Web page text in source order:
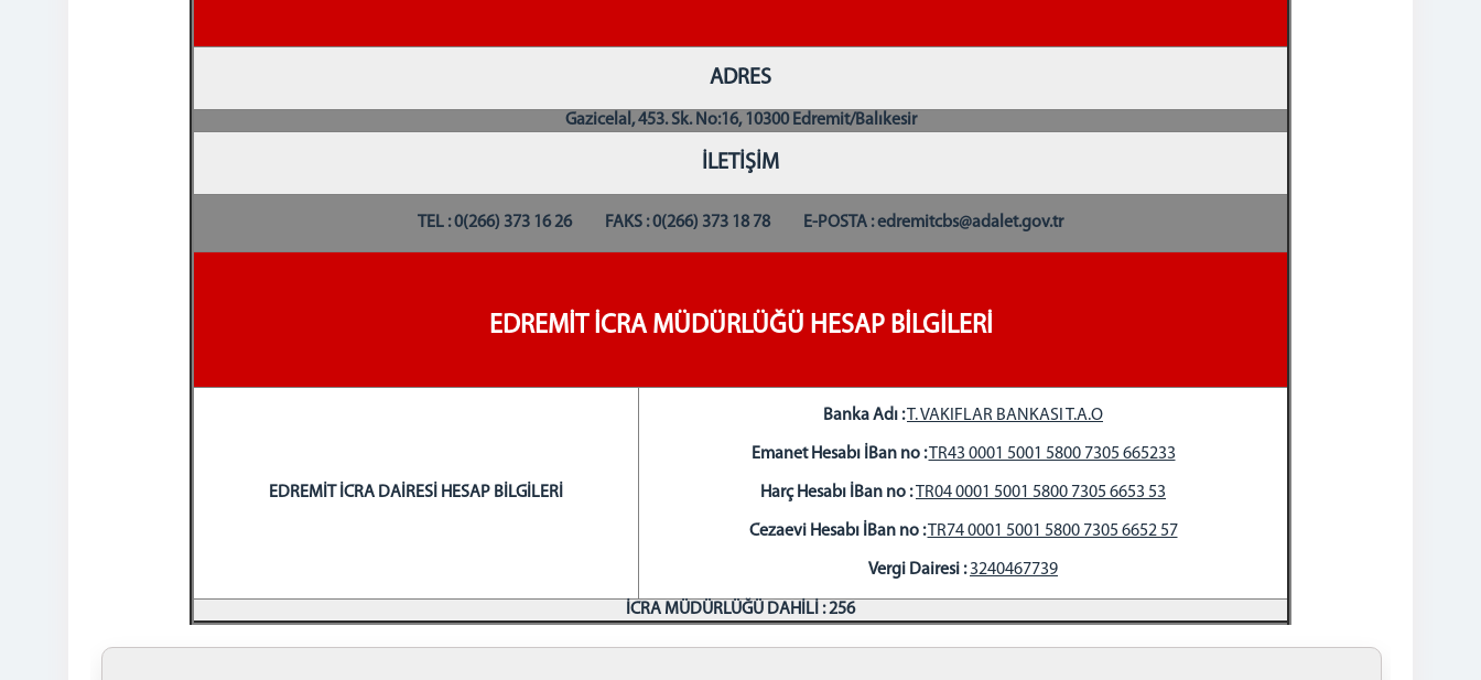
ADRES
Gazicelal, 453. Sk. No:16, 10300 Edremit/Balıkesir
İLETİŞİM
TEL : 0(266) 373 16 26 FAKS : 0(266) 373 18 78 E-POSTA : edremitcbs@adalet.gov.tr
EDREMİT İCRA MÜDÜRLÜĞÜ HESAP BİLGİLERİ
EDREMİT İCRA DAİRESİ HESAP BİLGİLERİ
Banka Adı :T. VAKIFLAR BANKASI T.A.O
Emanet Hesabı İBan no :TR43 0001 5001 5800 7305 665233
Harç Hesabı İBan no :TR04 0001 5001 5800 7305 6653 53
Cezaevi Hesabı İBan no :TR74 0001 5001 5800 7305 6652 57
Vergi Dairesi : 3240467739
İCRA MÜDÜRLÜĞÜ DAHİLİ : 256